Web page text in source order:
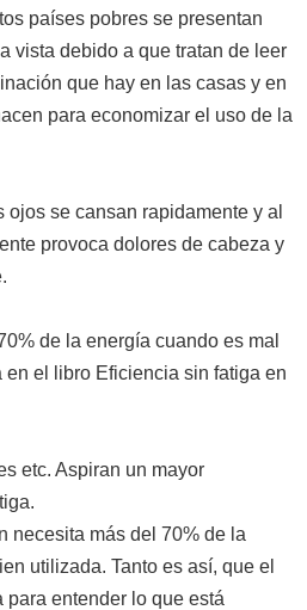
países pobres se presentan
vista debido a que tratan de leer
que hay en las casas y en
para economizar el uso de la
se cansan rapidamente y al
provoca dolores de cabeza y
de la energía cuando es mal
el libro Eficiencia sin fatiga en
etc. Aspiran un mayor
necesita más del 70% de la
utilizada. Tanto es así, que el
entender lo que está